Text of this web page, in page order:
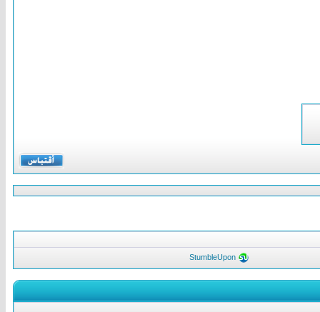
StumbleUpon